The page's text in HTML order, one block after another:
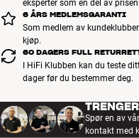
eksperter som en del av
6 ÅRS MEDLEMSGARANTI
Som medlem av
kjøp.
60 DAGERS FULL
I HiFi Klubben kan du teste
dager før du bestemmer deg.
Spør en av
kontakt med